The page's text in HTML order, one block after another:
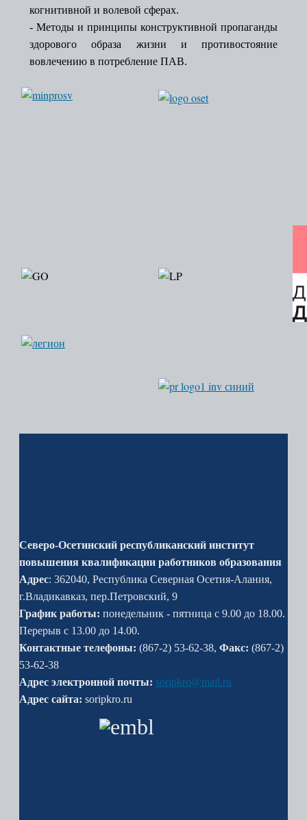
когнитивной и волевой сферах.
- Методы и принципы конструктивной пропаганды
здорового образа жизни и противостояние
вовлечению в потребление ПАВ.
Северо-Осетинский республиканский институт
повышения квалификации работников образования
Адрес: 362040, Республика Северная Осетия-Алания,
г.Владикавказ, пер.Петровский, 9
График работы: понедельник - пятница с 9.00 до 18.00.
Перерыв с 13.00 до 14.00.
Контактные телефоны: (867-2) 53-62-38, Факс: (867-2)
53-62-38
Адрес электронной почты: soripkro@mail.ru
Адрес сайта: soripkro.ru